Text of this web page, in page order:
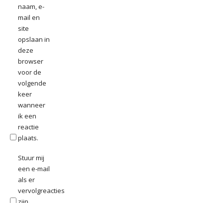
naam, e-
mail en
site
opslaan in
deze
browser
voor de
volgende
keer
wanneer
ik een
reactie
plaats.
Stuur mij
een e-mail
als er
vervolgreacties